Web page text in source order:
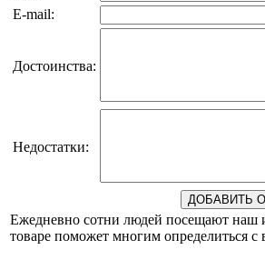
E-mail:
Достоинства:
Недостатки:
Ежедневно сотни людей посещают наш
товаре поможет многим определиться с